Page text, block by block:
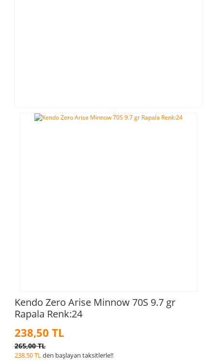
Kendo Zero Arise Minnow 70S 9.7 gr
Rapala Renk:24
238,50 TL
265,00 TL
238,50 TLden başlayan taksitlerle!!